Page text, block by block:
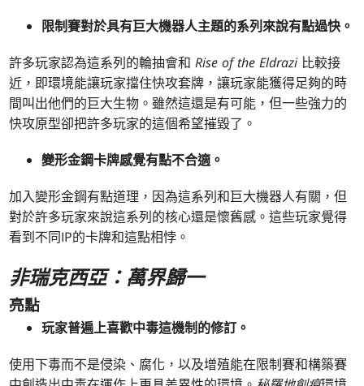
限制賽對於具有巨大機器人主題的系列來說有點過快。
許多玩家認為這系列的輪抽會和 Rise of the Eldrazi 比較接
近，即環境能讓玩家擋住快攻套牌，讓玩家能獲得足夠的時
間叫出他們的巨大生物。雖然這還是有可能，但一些強力的
快攻原型卻把許多玩家的這個希望摧毀了。
變形金鋼卡牌感覺有點不合適。
加入變形金鋼有點道理，因為這系列和巨大機器人有關，但
對於許多玩家來說這系列的核心還是懷舊感。這些玩家覺得
看到不同IP的卡牌和這點相悖。
非瑞克西亞：萬界歸一
亮點
玩家普遍上喜歡中毒這機制的修訂。
使用下毒而不是侵染、腐化，以及增殖能在限制賽和構築賽